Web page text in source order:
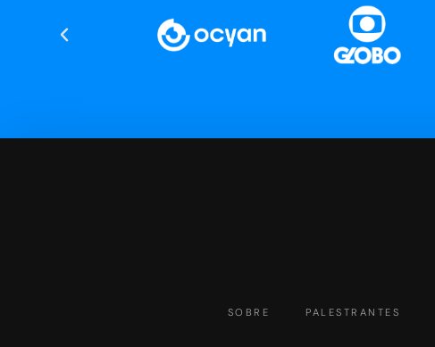
SOBRE PALESTRANTES